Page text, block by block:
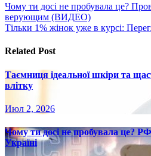
Навигация
по
Чому ти досі не пробувала це?
верующим (ВИДЕО)
Тільки 1% жінок уже в курсі:
Related Post
Таємниця ідеальної шкіри та
влітку
Июл 2, 2026
Чому ти досі не пробувала це? РФ
Україні